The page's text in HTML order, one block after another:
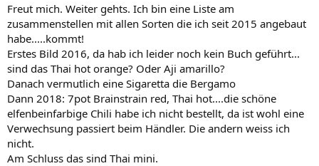
:
Freut mich. Weiter gehts. Ich bin eine Liste am
zusammenstellen mit allen Sorten die ich seit 2015 angebaut
habe.....kommt!
Erstes Bild 2016, da hab ich leider noch kein Buch geführt...
sind das Thai hot orange? Oder Aji amarillo?
Danach vermutlich eine Sigaretta die Bergamo
Dann 2018: 7pot Brainstrain red, Thai hot....die schöne
elfenbeinfarbige Chili habe ich nicht bestellt, da ist wohl eine
Verwechsung passiert beim Händler. Die andern weiss ich
nicht.
Am Schluss das sind Thai mini.